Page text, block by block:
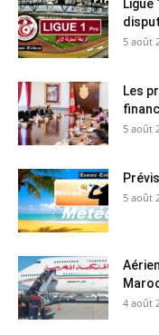
5 août
Les
5 août
5 août
4 août